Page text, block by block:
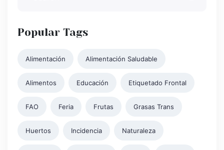
Popular Tags
Alimentación Alimentación Saludable
Alimentos Educación Etiquetado Frontal
FAO Feria Frutas Grasas Trans
Huertos Incidencia Naturaleza